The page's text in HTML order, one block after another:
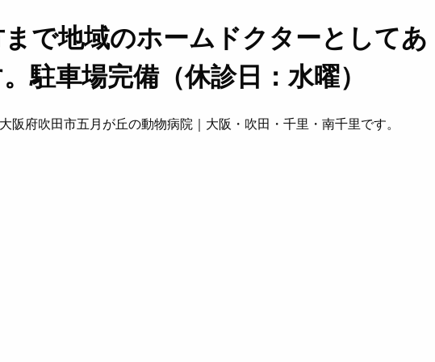
で地域のホームドクターとしてあ
駐車場完備（休診日：水曜）